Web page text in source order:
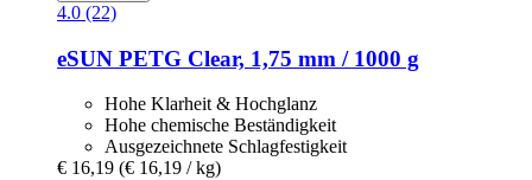
4.0 (22)
eSUN PETG Clear, 1,75 mm / 1000 g
Hohe Klarheit & Hochglanz
Hohe chemische Beständigkeit
Ausgezeichnete Schlagfestigkeit
€ 16,19 (€ 16,19 / kg)